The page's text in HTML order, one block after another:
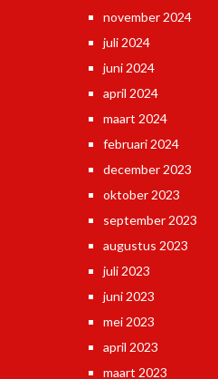
november 2024
juli 2024
juni 2024
april 2024
maart 2024
februari 2024
december 2023
oktober 2023
september 2023
augustus 2023
juli 2023
juni 2023
mei 2023
april 2023
maart 2023